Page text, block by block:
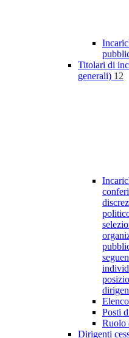
Titolari di
generali) 12
Posti
Ruolo
Dirigenti